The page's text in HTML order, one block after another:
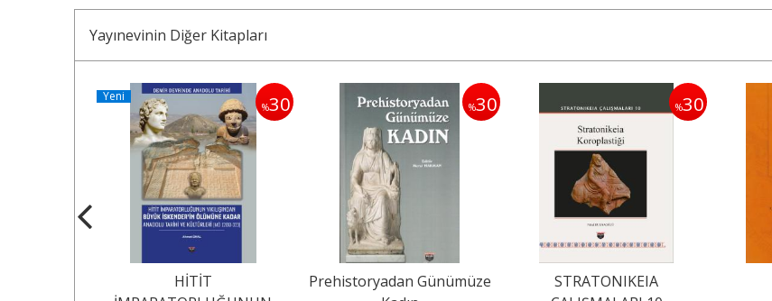
Yayınevinin Diğer Kitapları
%30
Yeni
HİTİT
%30
Prehistoryadan Günümüze
%30
STRATONIKEIA